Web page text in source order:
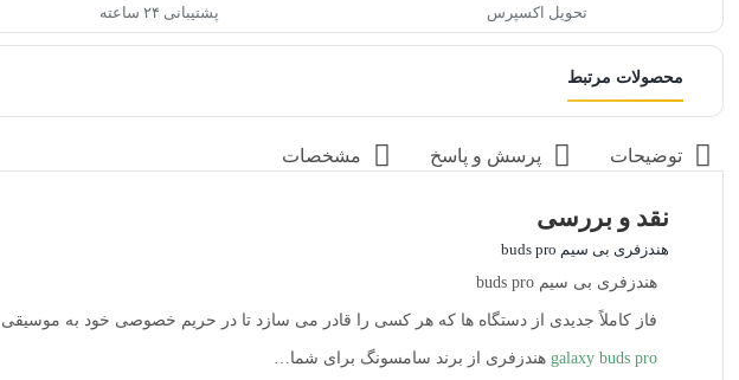
تحویل اکسپرس پشتیبانی ۲۴ ساعته
محصولات مرتبط
توضیحات پرسش و پاسخ مشخصات
نقد و بررسی
هندزفری بی سیم buds pro
هندزفری بی سیم buds pro
فاز کاملاً جدیدی از دستگاه ها که هر کسی را قادر می سازد تا در حریم خصوصی خود به موسیقی
galaxy buds pro هندزفری از برند سامسونگ برای شما…